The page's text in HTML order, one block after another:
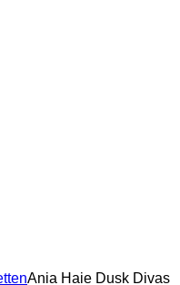
Ania Haie Dusk Divas